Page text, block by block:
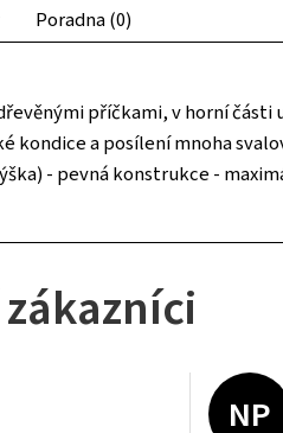
Poradna (0)
příčkami, v horní
kondice a posílení mnoha
- pevná konstrukce -
NP